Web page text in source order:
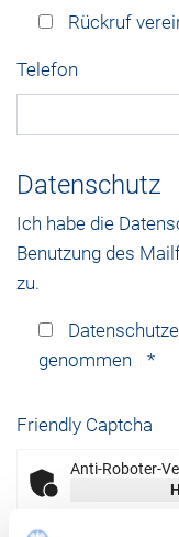
Rückruf
Telefon
Datenschutz
Ich habe die
Benutzung des
zu.
genommen
*
Friendly Captcha
Anti-Roboter-